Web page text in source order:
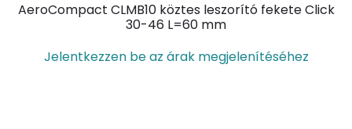
AeroCompact CLMB10 köztes leszorító fekete Click
30-46 L=60 mm
Jelentkezzen be az árak megjelenítéséhez